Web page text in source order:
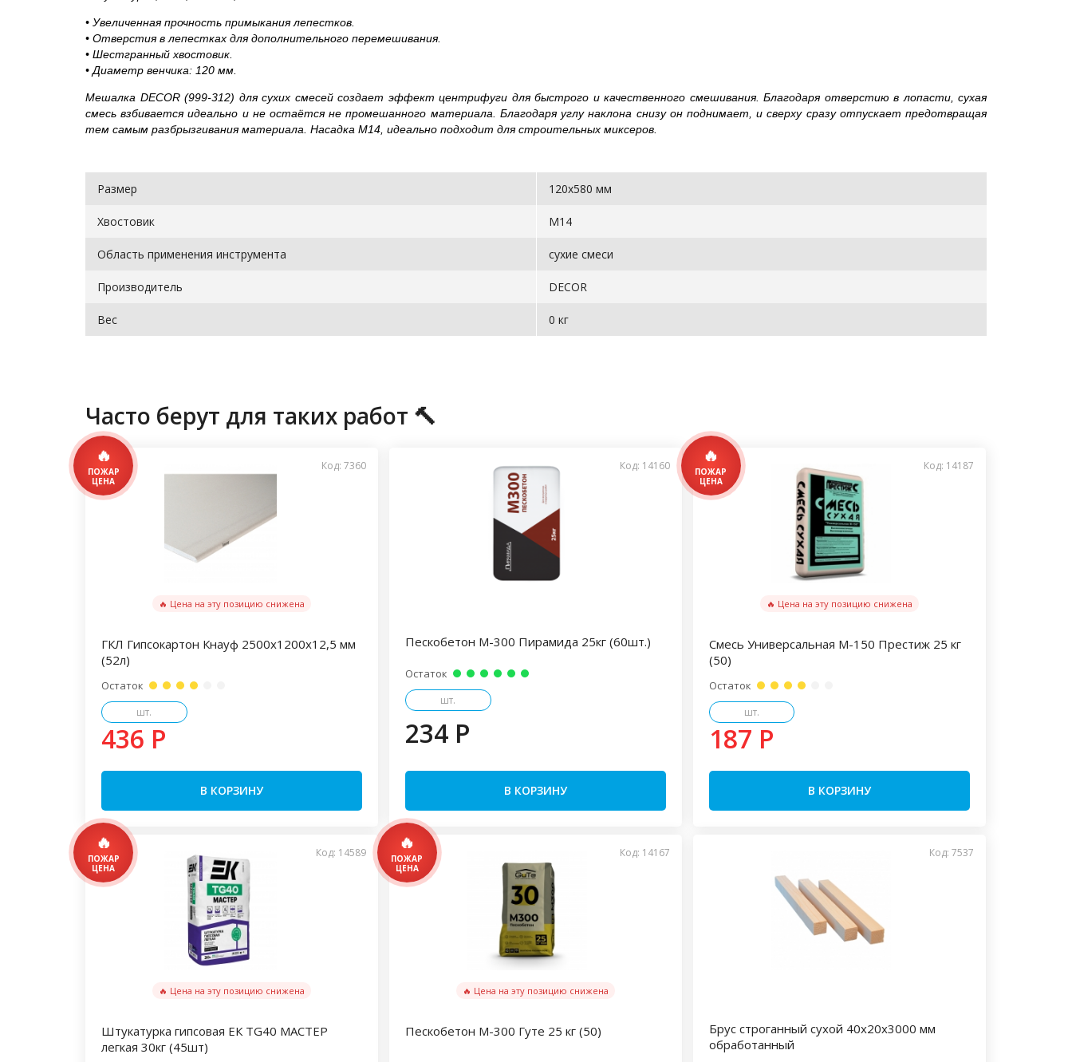
• Увеличенная прочность примыкания лепестков.
• Отверстия в лепестках для дополнительного перемешивания.
• Шестгранный хвостовик.
• Диаметр венчика: 120 мм.
Мешалка DECOR (999-312) для сухих смесей создает эффект центрифуги для быстрого и качественного смешивания. Благодаря отверстию в лопасти, сухая
смесь взбивается идеально и не остаётся не промешанного материала. Благодаря углу наклона снизу он поднимает, и сверху сразу отпускает предотвращая
тем самым разбрызгивания материала. Насадка М14, идеально подходит для строительных миксеров.
Размер 120х580 мм
Хвостовик М14
Область применения инструмента сухие смеси
Производитель DECOR
Вес 0 кг
Часто берут для таких работ 🔨
Код: 7360
🔥 Цена на эту позицию снижена
ГКЛ Гипсокартон Кнауф 2500х1200х12,5 мм
(52л)
Остаток
шт.
436 P
В КОРЗИНУ
Код: 14160
Пескобетон М-300 Пирамида 25кг (60шт.)
Остаток
шт.
234 P
В КОРЗИНУ
Код: 14187
🔥 Цена на эту позицию снижена
Смесь Универсальная М-150 Престиж 25 кг
(50)
Остаток
шт.
187 P
В КОРЗИНУ
Код: 14589
🔥 Цена на эту позицию снижена
Штукатурка гипсовая ЕК TG40 МАСТЕР
легкая 30кг (45шт)
Код: 14167
🔥 Цена на эту позицию снижена
Пескобетон М-300 Гуте 25 кг (50)
Код: 7537
Брус строганный сухой 40х20х3000 мм
обработанный